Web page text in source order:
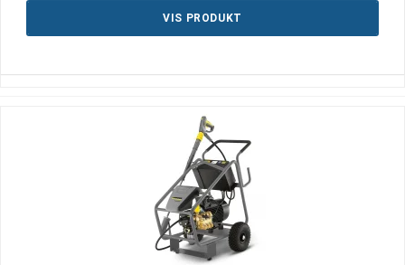
VIS PRODUKT